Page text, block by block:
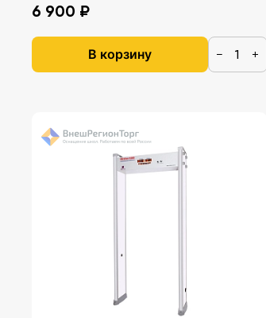
6 900 ₽
В корзину − +